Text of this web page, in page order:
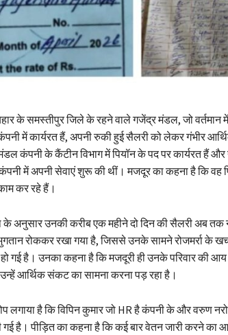
के समस्तीपुर जिले के रहने वाले गजेंद्र मंडल, जो वर्तमान
में कार्यरत हैं, अपनी रुकी हुई सैलरी को लेकर गंभीर
कंपनी के कैंटीन विभाग में पियॉन के पद पर कार्यरत हैं
में अपनी सेवाएं शुरू की थीं। मजदूर का कहना है कि
कर रहे हैं।
अनुसार उनकी करीब एक महीने दो दिन की सैलरी अब तक
रोककर रखा गया है, जिससे उनके सामने रोजमर्रा के
गई है। उनका कहना है कि मजदूरी ही उनके परिवार की
आर्थिक संकट का सामना करना पड़ रहा है।
है कि विपिन कुमार जो HR है कंपनी के और वरुण
है। पीड़ित का कहना है कि कई बार वेतन जारी करने